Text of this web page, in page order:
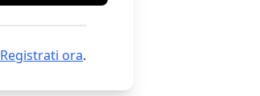
Registrati ora.